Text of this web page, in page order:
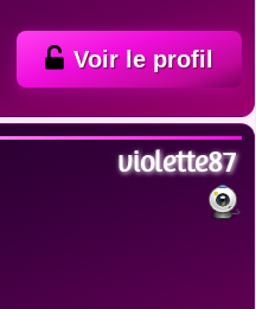
Voir le profil
violette87